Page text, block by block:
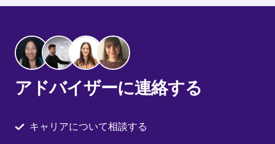
アドバイザーに連絡する
キャリアについて相談する